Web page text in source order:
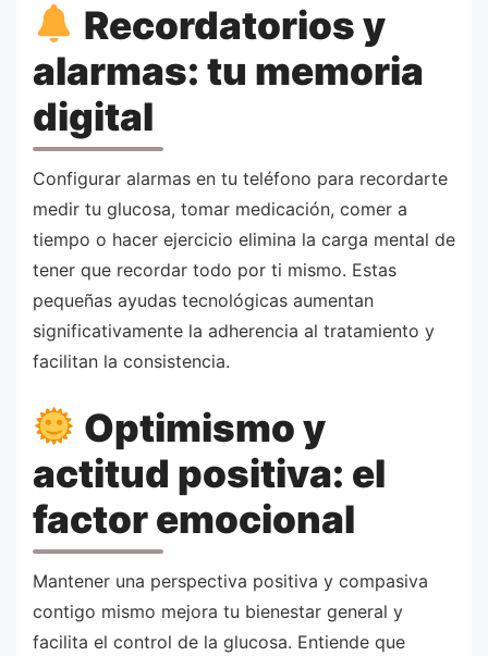
Recordatorios y
alarmas: tu memoria
digital
Configurar alarmas en tu teléfono para recordarte
medir tu glucosa, tomar medicación, comer a
tiempo o hacer ejercicio elimina la carga mental de
tener que recordar todo por ti mismo. Estas
pequeñas ayudas tecnológicas aumentan
significativamente la adherencia al tratamiento y
facilitan la consistencia.
Optimismo y
actitud positiva: el
factor emocional
Mantener una perspectiva positiva y compasiva
contigo mismo mejora tu bienestar general y
facilita el control de la glucosa. Entiende que